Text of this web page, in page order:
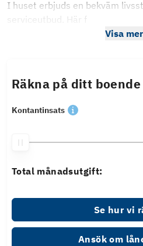
I huset erbjuds en bekväm
serviceutbud. Här f
Visa mer
Räkna på ditt boende
Kontantinsats
Total månadsutgift:
Se hur vi
Ansök om